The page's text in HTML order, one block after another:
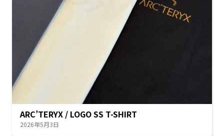
ARC’TERYX / LOGO SS T-SHIRT
2026年5月3日